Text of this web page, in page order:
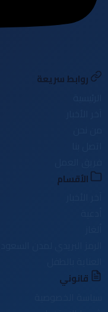
روابط سريعة
الأقسام
قانوني